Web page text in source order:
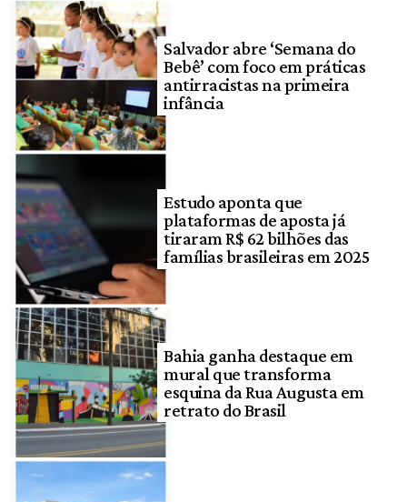
Salvador abre ‘Semana do
Bebê’ com foco em práticas
antirracistas na primeira
infância
Estudo aponta que
plataformas de aposta já
tiraram R$ 62 bilhões das
famílias brasileiras em 2025
Bahia ganha destaque em
mural que transforma
esquina da Rua Augusta em
retrato do Brasil